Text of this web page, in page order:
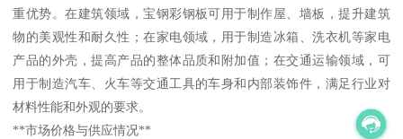
重优势。在建筑领域，宝钢彩钢板可用于制作屋、墙板，提升建筑
物的美观性和耐久性；在家电领域，用于制造冰箱、洗衣机等家电
产品的外壳，提高产品的整体品质和附加值；在交通运输领域，可
用于制造汽车、火车等交通工具的车身和内部装饰件，满足行业对
材料性能和外观的要求。
**市场价格与供应情况**